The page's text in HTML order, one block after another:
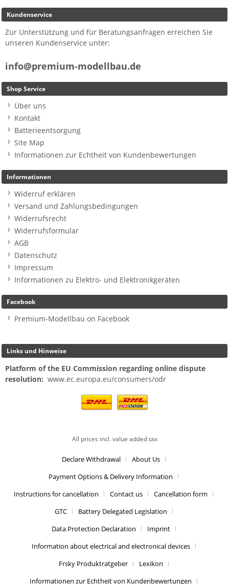
Kundenservice
Zur Unterstützung und für Beratungsanfragen erreichen Sie
unseren Kundenservice unter:
info@premium-modellbau.de
Shop Service
Über uns
Kontakt
Batterieentsorgung
Site Map
Informationen zur Echtheit von Kundenbewertungen
Informationen
Widerruf erklären
Versand und Zahlungsbedingungen
Widerrufsrecht
Widerrufsformular
AGB
Datenschutz
Impressum
Informationen zu Elektro- und Elektronikgeräten
Facebook
Premium-Modellbau on Facebook
Links und Hinweise
Platform of the EU Commission regarding online dispute
resolution: www.ec.europa.eu/consumers/odr
All prices incl. value added tax
Declare Withdrawal
About Us
Payment Options & Delivery Information
Instructions for cancellation
Contact us
Cancellation form
GTC
Battery Delegated Legislation
Data Protection Declaration
Imprint
Information about electrical and electronical devices
Frsky Produktratgeber
Lexikon
Informationen zur Echtheit von Kundenbewertungen